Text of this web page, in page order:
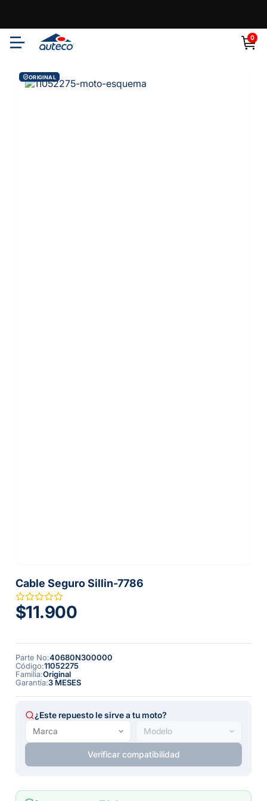
0
ORIGINAL
Cable Seguro Sillin-7786
$11.900
Parte No:40680N300000
Código:11052275
Familia:Original
Garantía:3 MESES
¿Este repuesto le sirve a tu moto?
Verificar compatibilidad